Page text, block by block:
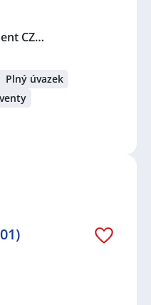
CZ…
Plný úvazek